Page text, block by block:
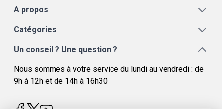
A propos
Catégories
Un conseil ? Une question ?
Nous sommes à votre service du lundi au vendredi : de
9h à 12h et de 14h à 16h30